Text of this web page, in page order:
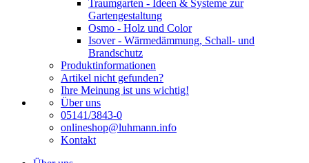
Traumgarten - Ideen & Systeme zur
Gartengestaltung
Osmo - Holz und Color
Isover - Wärmedämmung, Schall- und
Brandschutz
Produktinformationen
Artikel nicht gefunden?
Ihre Meinung ist uns wichtig!
Über uns
05141/3843-0
onlineshop@luhmann.info
Kontakt